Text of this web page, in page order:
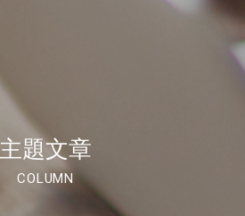
主題文章
COLUMN